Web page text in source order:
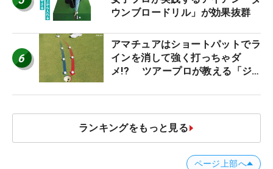
ウンブロードリル」が効果抜群
6
アマチュアはショートパットでラ
インを消して強く打っちゃダ
メ!? ツアープロが教える「ジ
減するワケ
ランキングをもっと見る
ページ上部へ